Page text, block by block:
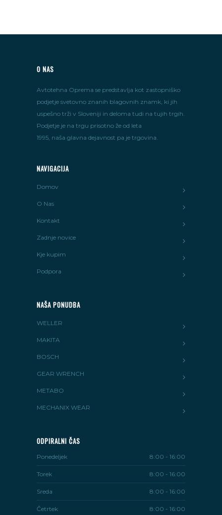
O NAS
Avtotehna Oprema se predstavlja kot zastopniško
podjetje svetovno znanih blagovnih znamk, ki jih
uspešno trži v Sloveniji in deloma tudi na tujih trgih.
Podjetje je na trgu prisotno že od leta
1995, naša glavna dejavnost pa je trgovina.
NAVIGACIJA
Domov
O Nas
Kontakt
Zadnje novice
Kje kupim
Podpora
NAŠA PONUDBA
WELLER
MAKITA
BOSCH
GEAR WRENCH
METABO
MECHANIX WEAR
ODPIRALNI ČAS
Ponedeljek 8:00 - 16:00
Torek 8:00 - 16:00
Sreda 8:00 - 16:00
Četrtek 8:00 - 16:00